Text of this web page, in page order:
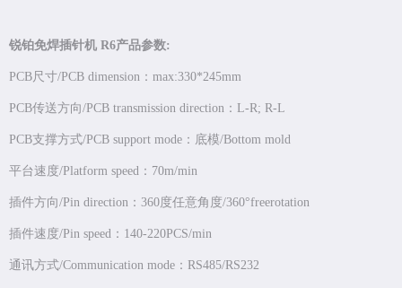
锐铂免焊插针机 R6产品参数:
PCB尺寸/PCB dimension：max:330*245mm
PCB传送方向/PCB transmission direction：L-R; R-L
PCB支撑方式/PCB support mode：底模/Bottom mold
平台速度/Platform speed：70m/min
插件方向/Pin direction：360度任意角度/360°freerotation
插件速度/Pin speed：140-220PCS/min
通讯方式/Communication mode：RS485/RS232